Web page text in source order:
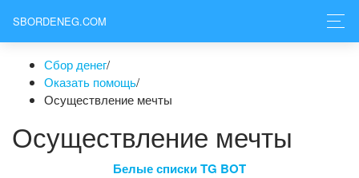
SBORDENEG.COM
Сбор денег/
Оказать помощь/
Осуществление мечты
Осуществление мечты
Белые списки TG BOT